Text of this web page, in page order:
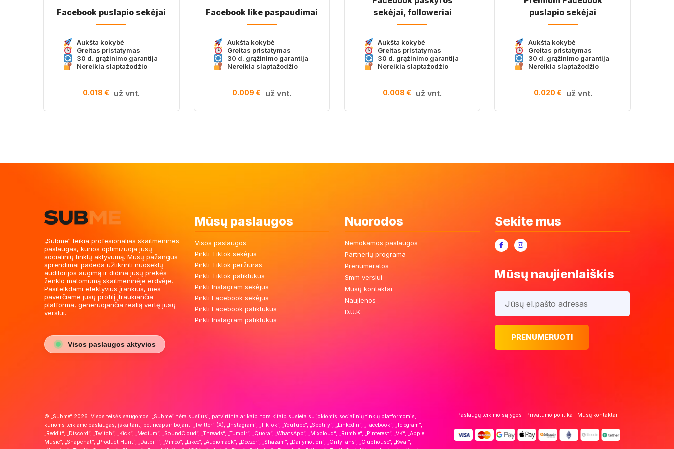
Facebook puslapio sekėjai
Aukšta kokybė
Greitas pristatymas
30 d. grąžinimo garantija
Nereikia slaptažodžio
0.018 € už vnt.
Facebook like paspaudimai
Aukšta kokybė
Greitas pristatymas
30 d. grąžinimo garantija
Nereikia slaptažodžio
0.009 € už vnt.
sekėjai, followeriai
Aukšta kokybė
Greitas pristatymas
30 d. grąžinimo garantija
Nereikia slaptažodžio
0.008 € už vnt.
puslapio sekėjai
Aukšta kokybė
Greitas pristatymas
30 d. grąžinimo garantija
Nereikia slaptažodžio
0.020 € už vnt.
„Subme“ teikia profesionalias skaitmenines
paslaugas, kurios optimizuoja jūsų
socialinių tinklų aktyvumą. Mūsų pažangūs
sprendimai padeda užtikrinti nuoseklų
auditorijos augimą ir didina jūsų prekės
ženklo matomumą skaitmeninėje erdvėje.
Pasitelkdami efektyvius įrankius, mes
paverčiame jūsų profilį įtraukiančia
platforma, generuojančia realią vertę jūsų
verslui.
Visos paslaugos aktyvios
Mūsų paslaugos
Visos paslaugos
Pirkti Tiktok sekėjus
Pirkti Tiktok peržiūras
Pirkti Tiktok patiktukus
Pirkti Instagram sekėjus
Pirkti Facebook sekėjus
Pirkti Facebook patiktukus
Pirkti Instagram patiktukus
Nuorodos
Nemokamos paslaugos
Partnerių programa
Prenumeratos
Smm verslui
Mūsų kontaktai
Naujienos
D.U.K
Sekite mus
Mūsų naujienlaiškis
© „Subme“ 2026. Visos teisės saugomos. „Subme“ nėra susijusi, patvirtinta ar kaip nors kitaip susieta su jokiomis socialinių tinklų platformomis,
kurioms teikiame paslaugas, įskaitant, bet neapsiribojant: „Twitter“ (X), „Instagram“, „TikTok“, „YouTube“, „Spotify“, „LinkedIn“, „Facebook“, „Telegram“,
„Reddit“, „Discord“, „Twitch“, „Kick“, „Medium“, „SoundCloud“, „Threads“, „Tumblr“, „Quora“, „WhatsApp“, „Mixcloud“, „Rumble“, „Pinterest“, „VK“, „Apple
Music“, „Snapchat“, „Product Hunt“, „Datpiff“, „Vimeo“, „Likee“, „Audiomack“, „Deezer“, „Shazam“, „Dailymotion“, „OnlyFans“, „Clubhouse“, „Kwai“,
Paslaugų teikimo sąlygos Privatumo politika Mūsų kontaktai